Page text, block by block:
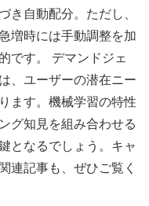
き自動配分。ただし、
増時には手動調整を加
です。
デマンドジェ
、ユーザーの潜在ニー
ます。機械学習の特性
グ知見を組み合わせる
となるでしょう。キャ
連記事も、ぜひご覧く